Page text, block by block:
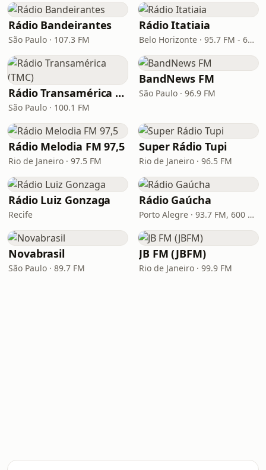
Rádio Bandeirantes
São Paulo · 107.3 FM
Rádio Itatiaia
Belo Horizonte · 95.7 FM - 610 AM
Rádio Transamérica (TMC)
São Paulo · 100.1 FM
BandNews FM
São Paulo · 96.9 FM
Rádio Melodia FM 97,5
Rio de Janeiro · 97.5 FM
Super Rádio Tupi
Rio de Janeiro · 96.5 FM
Rádio Luiz Gonzaga
Recife
Rádio Gaúcha
Porto Alegre · 93.7 FM, 600 AM
Novabrasil
São Paulo · 89.7 FM
JB FM (JBFM)
Rio de Janeiro · 99.9 FM